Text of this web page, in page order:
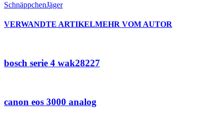
SchnäppchenJäger
VERWANDTE ARTIKELMEHR VOM AUTOR
bosch serie 4 wak28227
canon eos 3000 analog